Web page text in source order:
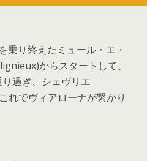
乗り終えたミュール・エ・
からスタートして、
過ぎ、シェヴリエ
れでヴィアローナが繋がり